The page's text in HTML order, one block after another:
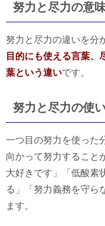
努力と尽力の意
努力と尽力の違いを分
目的にも使える言葉、
葉という違いです。
努力と尽力の使
一つ目の努力を使った
向かって努力すること
大好きです」「低酸素
る」「努力義務を守ら
ます。